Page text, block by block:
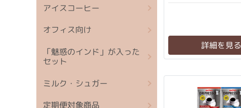
アイスコーヒー
オフィス向け
「魅惑のインド」が入った
セット
ミルク・シュガー
定期便対象商品
詳細を見る